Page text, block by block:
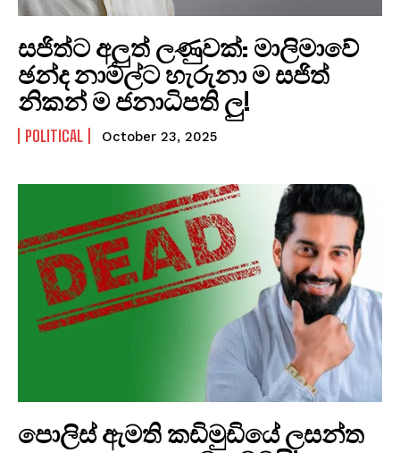
සජිත්ට අලුත් ලණුවක්: මාලිමාවේ
ඡන්ද නාමල්ට හැරුනා ම සජිත්
නිකන් ම ජනාධිපති ලු!
POLITICAL October 23, 2025
පොලිස් ඇමති කඩිමුඩියේ ලසන්ත